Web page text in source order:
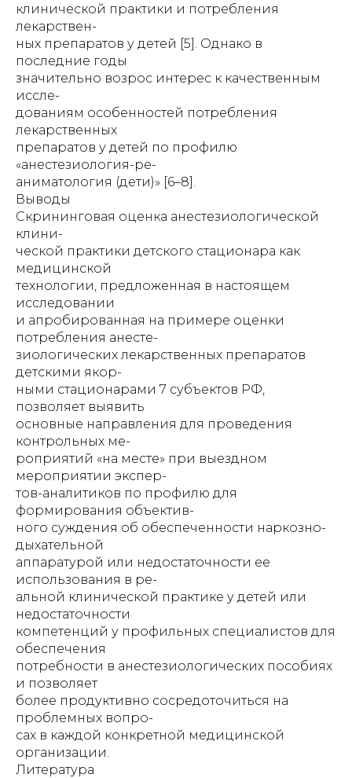
клинической практики и потребления
лекарствен-
ных препаратов у детей [5]. Однако в
последние годы
значительно возрос интерес к качественным
иссле-
дованиям особенностей потребления
лекарственных
препаратов у детей по профилю
«анестезиология-ре-
аниматология (дети)» [6–8].
Выводы
Скрининговая оценка анестезиологической
клини-
ческой практики детского стационара как
медицинской
технологии, предложенная в настоящем
исследовании
и апробированная на примере оценки
потребления анесте-
зиологических лекарственных препаратов
детскими якор-
ными стационарами 7 субъектов РФ,
позволяет выявить
основные направления для проведения
контрольных ме-
роприятий «на месте» при выездном
мероприятии экспер-
тов-аналитиков по профилю для
формирования объектив-
ного суждения об обеспеченности наркозно-
дыхательной
аппаратурой или недостаточности ее
использования в ре-
альной клинической практике у детей или
недостаточности
компетенций у профильных специалистов для
обеспечения
потребности в анестезиологических пособиях
и позволяет
более продуктивно сосредоточиться на
проблемных вопро-
сах в каждой конкретной медицинской
организации.
Литература